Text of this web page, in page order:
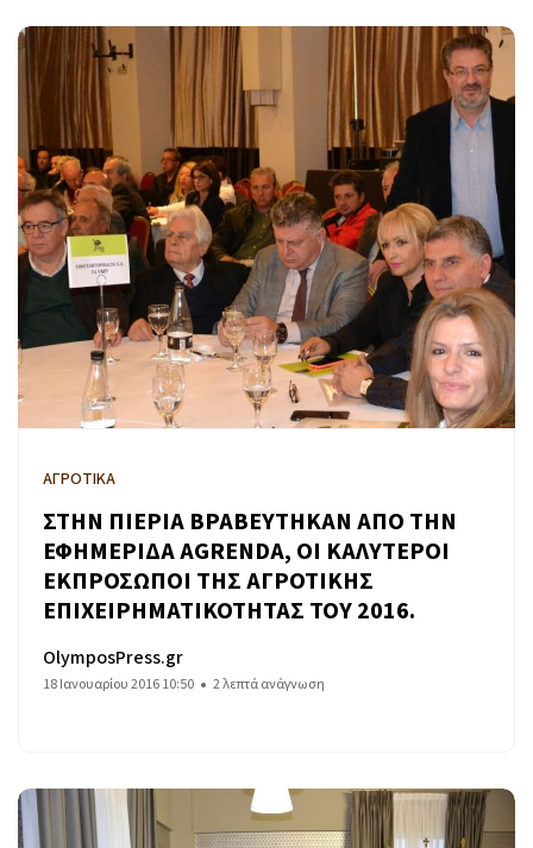
ΑΓΡΟΤΙΚΑ
ΣΤΗΝ ΠΙΕΡΙΑ ΒΡΑΒΕΥΤΗΚΑΝ ΑΠΟ ΤΗΝ
ΕΦΗΜΕΡΙΔΑ AGRENDA, ΟΙ ΚΑΛΥΤΕΡΟΙ
ΕΚΠΡΟΣΩΠΟΙ ΤΗΣ ΑΓΡΟΤΙΚΗΣ
ΕΠΙΧΕΙΡΗΜΑΤΙΚΟΤΗΤΑΣ ΤΟΥ 2016.
OlymposPress.gr
18 Ιανουαρίου 2016 10:50 2 λεπτά ανάγνωση